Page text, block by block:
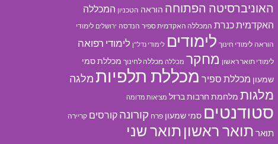
האוניברסיטה הפתוחה הוראה הטכניון המכללה
האקדמית כנרת המכללה האקדמית ספיר הנדסה ירושלים לימודי
הוראה לימודי חינוך לימודים לימודי נדל"ן לימודי רפואה
לימודי תואר ראשון מחקר מכללה מכללה לחינוך מכללת סמי
שמעון מכללת ספיר מכללת תלפיותמלגה
מלגות מלחמת חרבות ברזל מציאות מדומה
סטודנטים סמי שמעון פרח קורונה קורסים קריירה
תואר תואר ראשון תואר שני